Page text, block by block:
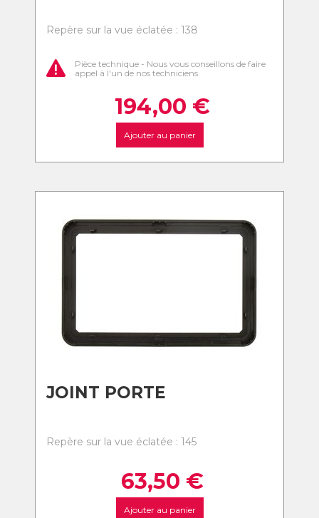
Repère sur la vue éclatée : 138
Pièce technique - Nous vous conseillons de faire
appel à l'un de nos techniciens
194,00 €
Ajouter au panier
JOINT PORTE
Repère sur la vue éclatée : 145
63,50 €
Ajouter au panier